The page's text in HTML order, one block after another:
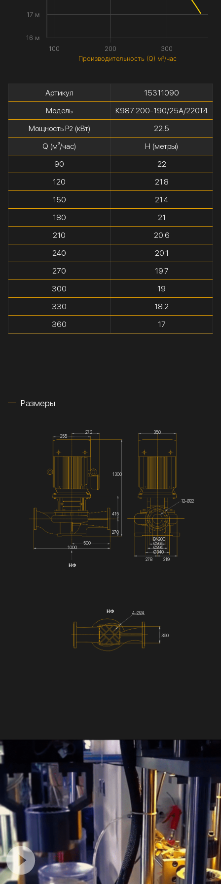
Производительность (Q) м³/час
100 200 300
16 м
17 м
Артикул
15311090
Модель
К987 200-190/25А/220Т4
Мощность P2 (кВт)
22.5
Q (м³/час)
H (метры)
90
22
120
21.8
150
21.4
180
21
210
20.6
240
20.1
270
19.7
300
19
330
18.2
360
17
Размеры
DN200
273 350
355
1300
12-Ø22
415
270
500
1000
Ø266
Ø295
Ø340
278
219
НФ
НФ 4-Ø24
360